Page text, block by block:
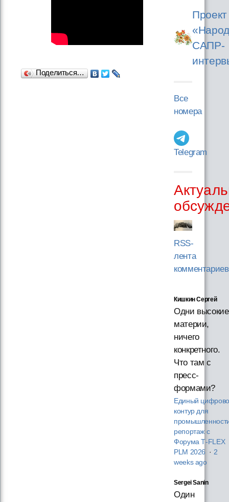
Поделиться…
Проект
САПР-
Все
номера
Telegram
RSS-
лента
комментариев
Кишкин Сергей
Одни высокие
материи,
ничего
конкретного.
Что там с
пресс-
формами?
Единый
контур для
репортаж с
Форума T‑FLEX
PLM 2026 · 2
weeks ago
Sergei Sanin
Один